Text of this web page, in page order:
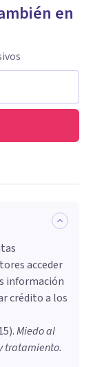
en
acceder
información
crédito a los
).Miedo al
tratamiento.